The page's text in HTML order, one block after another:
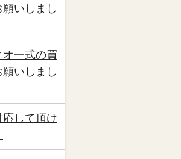
いしまし
オ一式の買
いしまし
して頂け